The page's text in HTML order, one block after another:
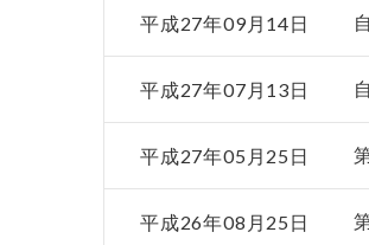
平成27年09月14日
平成27年07月13日
平成27年05月25日
平成26年08月25日